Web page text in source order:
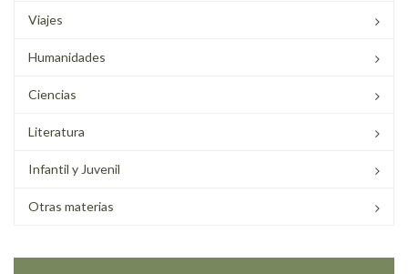
Viajes
Humanidades
Ciencias
Literatura
Infantil y Juvenil
Otras materias